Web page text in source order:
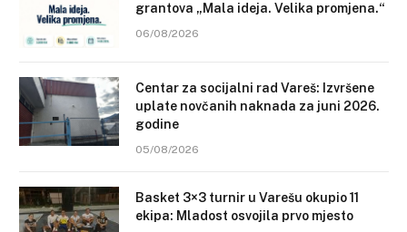
grantova „Mala ideja. Velika promjena.“
06/08/2026
Centar za socijalni rad Vareš: Izvršene
uplate novčanih naknada za juni 2026.
godine
05/08/2026
Basket 3×3 turnir u Varešu okupio 11
ekipa: Mladost osvojila prvo mjesto